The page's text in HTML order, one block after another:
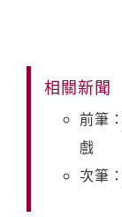
相關新聞
前筆
戲
次筆